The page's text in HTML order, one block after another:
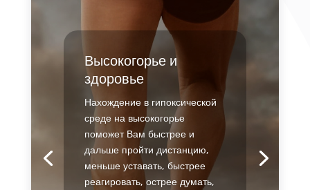
Высокогорье и
здоровье
Нахождение в гипоксической
среде на высокогорье
поможет Вам быстрее и
дальше пройти дистанцию,
меньше уставать, быстрее
реагировать, острее думать,